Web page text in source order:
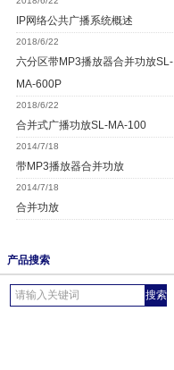
IP网络公共广播系统概述
2018/6/22
六分区带MP3播放器合并功放SL-
MA-600P
2018/6/22
合并式广播功放SL-MA-100
2014/7/18
带MP3播放器合并功放
2014/7/18
合并功放
产品搜索